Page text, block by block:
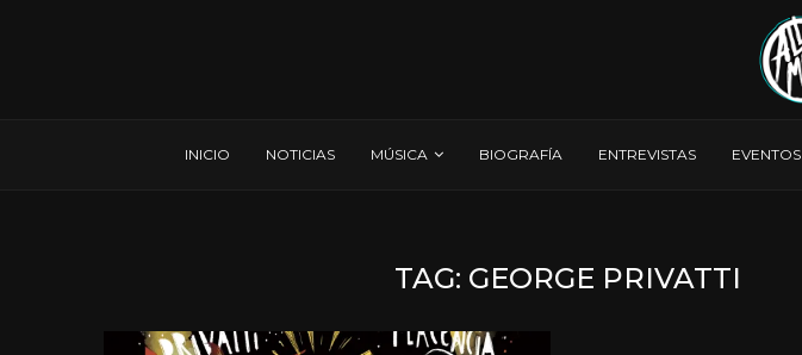
INICIO NOTICIAS MÚSICA BIOGRAFÍA ENTREVISTAS EVENTOS
TAG: GEORGE PRIVATTI